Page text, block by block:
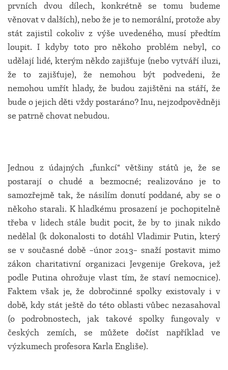
prvních dvou dílech, konkrétně se tomu budeme
věnovat v dalších), nebo že je to nemorální, protože aby
stát zajistil cokoliv z výše uvedeného, musí předtím
loupit. I kdyby toto pro někoho problém nebyl, co
udělají lidé, kterým někdo zajišťuje (nebo vytváří iluzi,
že to zajišťuje), že nemohou být podvedeni, že
nemohou umřít hlady, že budou zajištěni na stáří, že
bude o jejich děti vždy postaráno? Inu, nejzodpovědněji
se patrně chovat nebudou.
Jednou z údajných „funkcí“ většiny států je, že se
postarají o chudé a bezmocné; realizováno je to
samozřejmě tak, že násilím donutí poddané, aby se o
někoho starali. K hladkému prosazení je pochopitelně
třeba v lidech stále budit pocit, že by to jinak nikdo
nedělal (k dokonalosti to dotáhl Vladimir Putin, který
se v současné době –únor 2013– snaží postavit mimo
zákon charitativní organizaci Jevgenije Grekova, jež
podle Putina ohrožuje vlast tím, že staví nemocnice).
Faktem však je, že dobročinné spolky existovaly i v
době, kdy stát ještě do této oblasti vůbec nezasahoval
(o podrobnostech, jak takové spolky fungovaly v
českých zemích, se můžete dočíst například ve
výzkumech profesora Karla Engliše).